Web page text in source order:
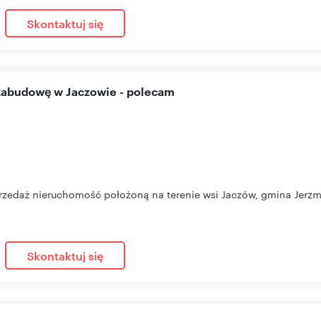
Skontaktuj się
w Jaczowie - polecam
nieruchomość położoną na terenie wsi Jaczów, gmina
Skontaktuj się